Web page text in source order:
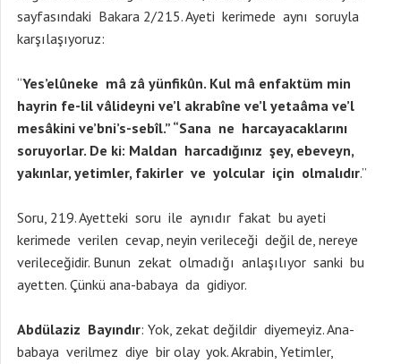
sayfasındaki Bakara 2/215. Ayeti kerimede aynı soruyla
karşılaşıyoruz:
“Yes’elûneke mâ zâ yünfikûn. Kul mâ enfaktüm min
hayrin fe-lil vâlideyni ve’l akrabîne ve’l yetaâma ve’l
mesâkini ve’bni’s-sebîl.” “Sana ne harcayacaklarını
soruyorlar. De ki: Maldan harcadığınız şey, ebeveyn,
yakınlar, yetimler, fakirler ve yolcular için olmalıdır.”
Soru, 219. Ayetteki soru ile aynıdır fakat bu ayeti
kerimede verilen cevap, neyin verileceği değil de, nereye
verileceğidir. Bunun zekat olmadığı anlaşılıyor sanki bu
ayetten. Çünkü ana-babaya da gidiyor.
Abdülaziz Bayındır: Yok, zekat değildir diyemeyiz. Ana-
babaya verilmez diye bir olay yok. Akrabin, Yetimler,